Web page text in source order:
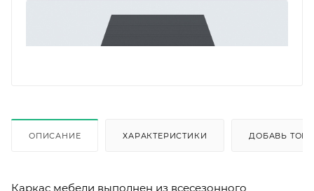
ОПИСАНИЕ ХАРАКТЕРИСТИКИ ДОБАВЬ
Каркас мебели выполнен из всесезонного